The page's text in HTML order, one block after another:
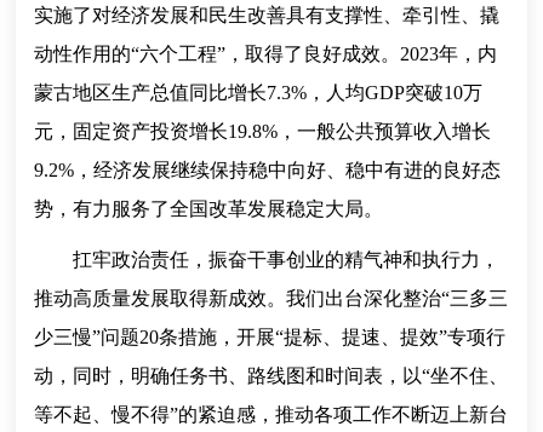
实施了对经济发展和民生改善具有支撑性、牵引性、撬
动性作用的“六个工程”，取得了良好成效。2023年，内
蒙古地区生产总值同比增长7.3%，人均GDP突破10万
元，固定资产投资增长19.8%，一般公共预算收入增长
9.2%，经济发展继续保持稳中向好、稳中有进的良好态
势，有力服务了全国改革发展稳定大局。
扛牢政治责任，振奋干事创业的精气神和执行力，
推动高质量发展取得新成效。我们出台深化整治“三多三
少三慢”问题20条措施，开展“提标、提速、提效”专项行
动，同时，明确任务书、路线图和时间表，以“坐不住、
等不起、慢不得”的紧迫感，推动各项工作不断迈上新台